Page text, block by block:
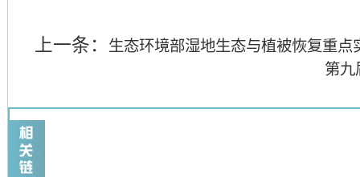
上一条： 生态环境部湿地生态与植被恢复重点
第